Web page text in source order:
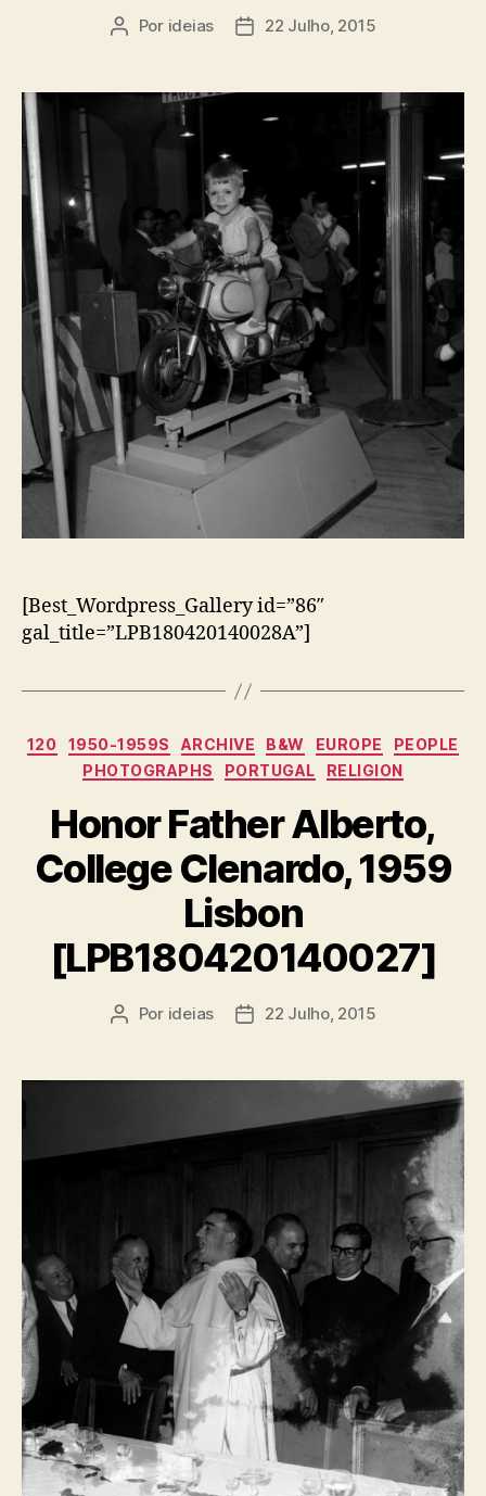
Autor
Por ideias
Data22 Julho, 2015
[Best_Wordpress_Gallery id=”86″
gal_title=”LPB180420140028A”]
Categorias
120 1950-1959S ARCHIVE B&W EUROPE
PEOPLE
PHOTOGRAPHS
PORTUGAL RELIGION
Honor Father Alberto,
College Clenardo, 1959
Lisbon
[LPB180420140027]
Autor
Por ideias
Data22 Julho, 2015